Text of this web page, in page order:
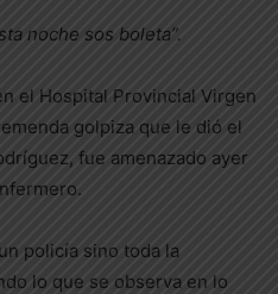
noche sos boleta”.
el Hospital Provincial Virgen
golpiza que le dió el
fue amenazado ayer
policía sino toda la
lo que se observa en lo